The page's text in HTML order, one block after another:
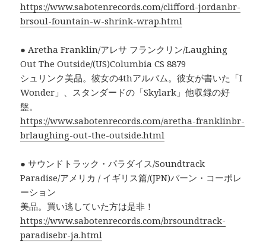
https://www.sabotenrecords.com/clifford-jordanbr-
brsoul-fountain-w-shrink-wrap.html
● Aretha Franklin/アレサ フランクリン/Laughing
Out The Outside/(US)Columbia ‎CS 8879
シュリンク美品。彼女の4thアルバム。彼女が書いた「I
Wonder」、スタンダードの「Skylark」他収録の好
盤。
https://www.sabotenrecords.com/aretha-franklinbr-
brlaughing-out-the-outside.html
● サウンドトラック・パラダイス/Soundtrack
Paradise/アメリカ / イギリス篇/(JPN)バーン・コーポレ
ーション
美品。買い逃していた方は是非！
https://www.sabotenrecords.com/brsoundtrack-
paradisebr-ja.html